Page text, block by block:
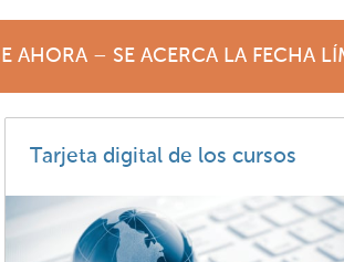
AHORA – SE ACERCA LA FECHA
Tarjeta digital de los cursos